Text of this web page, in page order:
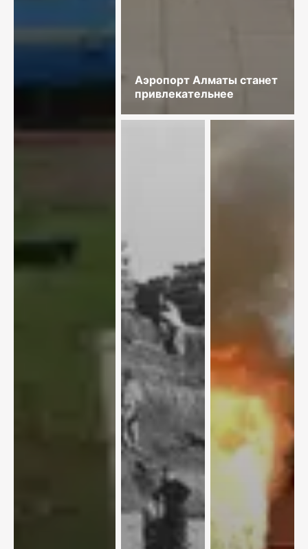
Аэропорт Алматы станет
привлекательнее